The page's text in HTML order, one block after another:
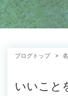
ブログトップ
いいこと